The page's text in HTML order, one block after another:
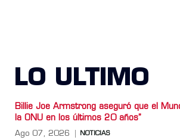
LO ULTIMO
Billie Joe Armstrong aseguró que el
la ONU en los últimos 20 años”
Ago 07, 2026 NOTICIAS